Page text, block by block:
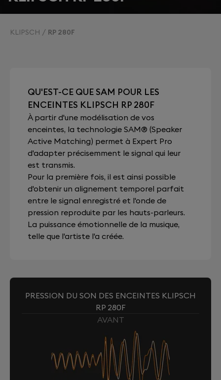
KLIPSCH RP 280F
QU'EST-CE QUE SAM POUR LES
ENCEINTES KLIPSCH RP 280F
À partir d'une modélisation de vos
enceintes, la technologie SAM® (Speaker
Active Matching) permet à Expert Pro
d'adapter précisemment le signal qui leur
est transmis.
Pour la première fois, il est ainsi possible
d'obtenir un alignement temporel parfait
entre le signal enregistré et l'onde de
pression reproduite par les hauts-parleurs.
La puissance émotionnelle de la musique,
telle que l'artiste l'a créée.
PRESSION DU SON DES ENCEINTES KLIPSCH
RP 280F
AVANT